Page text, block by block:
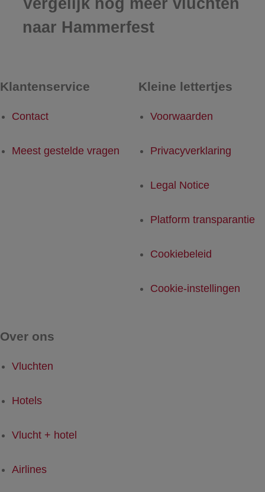
Vergelijk nog meer vluchten
naar Hammerfest
Klantenservice
Contact
Meest gestelde vragen
Kleine lettertjes
Voorwaarden
Privacyverklaring
Legal Notice
Platform transparantie
Cookiebeleid
Cookie-instellingen
Over ons
Vluchten
Hotels
Vlucht + hotel
Airlines